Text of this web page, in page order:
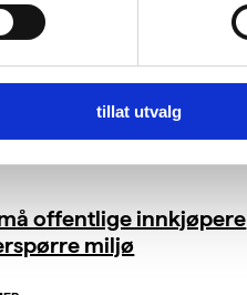
tillat utvalg
offentlige innkjøpere
miljø